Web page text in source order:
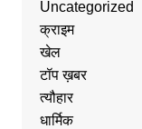
Uncategorized
क्राइम
खेल
टॉप ख़बर
त्यौहार
धार्मिक